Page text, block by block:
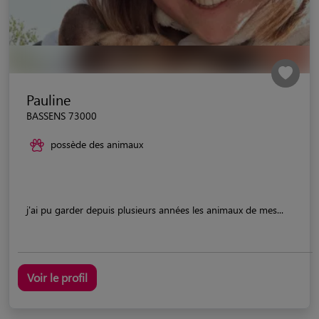
Pauline
BASSENS 73000
possède des animaux
j'ai pu garder depuis plusieurs années les animaux de mes...
Voir le profil